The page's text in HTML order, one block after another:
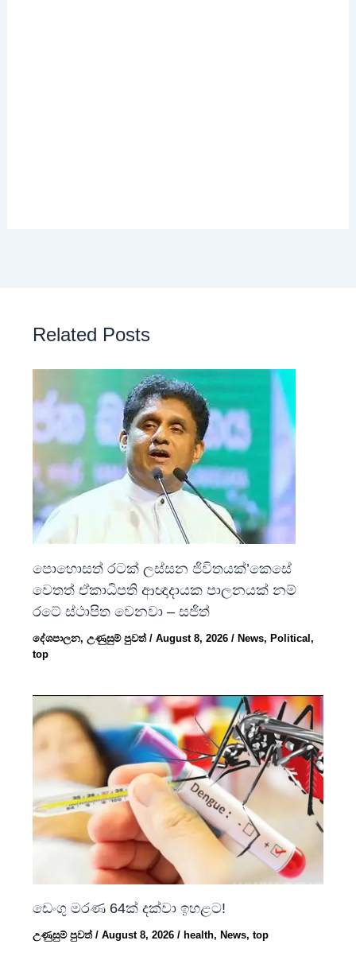
Related Posts
පොහොසත් රටක් ලස්සන ජිවිතයක්’කෙසේ
වෙතත් ඒකාධිපති ආඥාදායක පාලනයක් නම්
රටේ ස්ථාපිත වෙනවා – සජිත්
දේශපාලන,උණුසුම් පුවත්/August 8, 2026/News,Political,
top
ඩෙංගු මරණ 64ක් දක්වා ඉහළට!
උණුසුම් පුවත්/August 8, 2026/ health, News,top